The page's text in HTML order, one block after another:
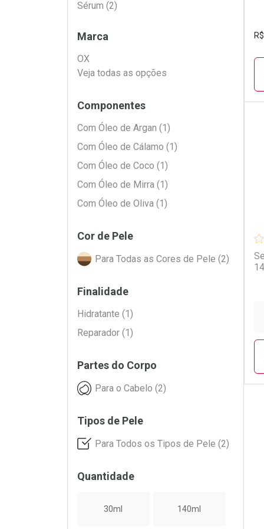
R$
Filtros
Sérum (2)
Marca
OX
Veja todas as opções
Componentes
Com Óleo de Argan (1)
Com Óleo de Cálamo (1)
Com Óleo de Coco (1)
Com Óleo de Mirra (1)
Com Óleo de Oliva (1)
Cor de Pele
Para Todas as Cores de Pele (2)
Finalidade
Hidratante (1)
Reparador (1)
Partes do Corpo
Para o Cabelo (2)
Tipos de Pele
Para Todos os Tipos de Pele (2)
Quantidade
30ml 140ml